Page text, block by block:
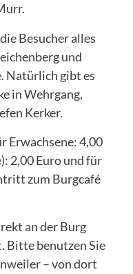
Besucher alles
und
Natürlich gibt es
in Wehrgang,
Kerker.
Erwachsene: 4,00
2,00 Euro und für
zum Burgcafé
an der Burg
Bitte benutzen Sie
– von dort